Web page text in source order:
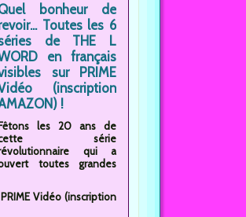
bonheur de
Toutes les 6
de THE L
en français
sur PRIME
(inscription
!
les 20 ans de
série
qui a
toutes grandes
Vidéo (inscription